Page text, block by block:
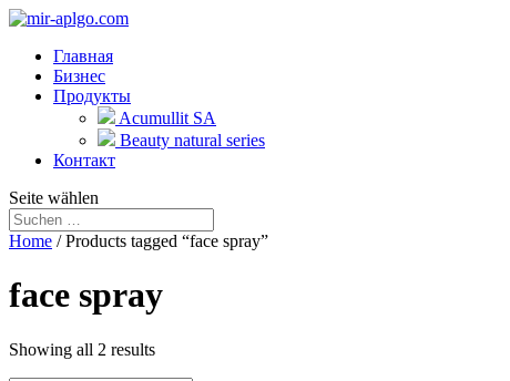
Главная
Бизнес
Продукты
Acumullit SA
Beauty natural series
Контакт
Seite wählen
Home / Products tagged “face spray”
face spray
Showing all 2 results